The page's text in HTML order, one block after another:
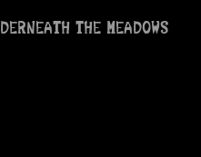
THE MEADOWS